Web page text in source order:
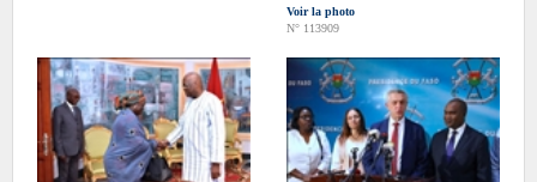
Voir la photo
N° 113909